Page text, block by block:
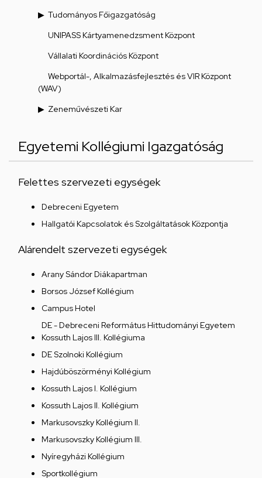
Tudományos Főigazgatóság
UNIPASS Kártyamenedzsment Központ
Vállalati Koordinációs Központ
Webportál-, Alkalmazásfejlesztés és VIR Központ
(WAV)
Zeneművészeti Kar
Egyetemi Kollégiumi Igazgatóság
Felettes szervezeti egységek
Debreceni Egyetem
Hallgatói Kapcsolatok és Szolgáltatások Központja
Alárendelt szervezeti egységek
Arany Sándor Diákapartman
Borsos József Kollégium
Campus Hotel
DE - Debreceni Református Hittudományi Egyetem
Kossuth Lajos III. Kollégiuma
DE Szolnoki Kollégium
Hajdúböszörményi Kollégium
Kossuth Lajos I. Kollégium
Kossuth Lajos II. Kollégium
Markusovszky Kollégium II.
Markusovszky Kollégium III.
Nyíregyházi Kollégium
Sportkollégium